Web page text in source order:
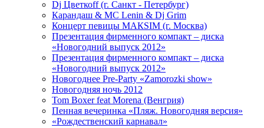
Dj Цветкоff (г. Санкт - Петербург)
Карандаш & МС Lenin & Dj Grim
Концерт певицы МАКSIМ (г. Москва)
Презентация фирменного компакт – диска
«Новогодний выпуск 2012»
Презентация фирменного компакт – диска
«Новогодний выпуск 2012»
Новогоднее Pre-Party «Zamorozki show»
Новогодняя ночь 2012
Tom Boxer feat Morena (Венгрия)
Пенная вечеринка «Пляж. Новогодняя версия»
«Рождественский карнавал»